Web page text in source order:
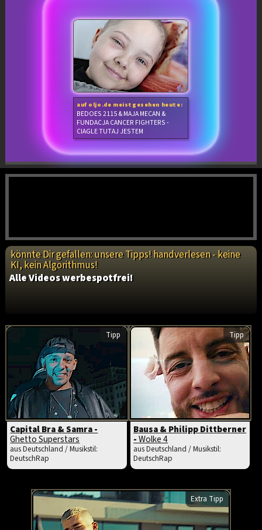
auf oljo.de meistgesehen heute:
BEDOES 2115 & MAJA MECAN &
FUNDACJA CANCER FIGHTERS -
CIAGLE TUTAJ JESTEM
könnte Dir gefallen: unsere Tipps! handverlesen - keine
KI, kein Algorithmus!
Alle Videos werbespotfrei!
Tipp
Capital Bra & Samra -
Ghetto Superstars
aus Deutschland / Musikstil:
DeutschRap
Tipp
Bausa & Philipp Dittberner
-Wolke 4
aus Deutschland / Musikstil:
DeutschRap
Extra Tipp